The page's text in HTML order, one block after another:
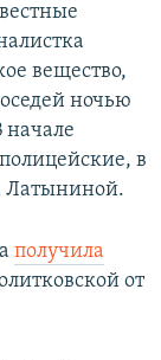
вещество,
ночью
начале
в
Латыниной.
получила
от